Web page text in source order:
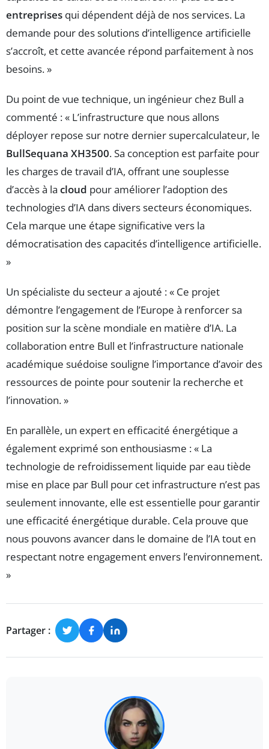
entreprises qui dépendent déjà de nos services. La
demande pour des solutions d’intelligence artificielle
s’accroît, et cette avancée répond parfaitement à nos
besoins. »
Du point de vue technique, un ingénieur chez Bull a
commenté : « L’infrastructure que nous allons
déployer repose sur notre dernier supercalculateur, le
BullSequana XH3500. Sa conception est parfaite pour
les charges de travail d’IA, offrant une souplesse
d’accès à la cloud pour améliorer l’adoption des
technologies d’IA dans divers secteurs économiques.
Cela marque une étape significative vers la
démocratisation des capacités d’intelligence artificielle.
»
Un spécialiste du secteur a ajouté : « Ce projet
démontre l’engagement de l’Europe à renforcer sa
position sur la scène mondiale en matière d’IA. La
collaboration entre Bull et l’infrastructure nationale
académique suédoise souligne l’importance d’avoir des
ressources de pointe pour soutenir la recherche et
l’innovation. »
En parallèle, un expert en efficacité énergétique a
également exprimé son enthousiasme : « La
technologie de refroidissement liquide par eau tiède
mise en place par Bull pour cet infrastructure n’est pas
seulement innovante, elle est essentielle pour garantir
une efficacité énergétique durable. Cela prouve que
nous pouvons avancer dans le domaine de l’IA tout en
respectant notre engagement envers l’environnement.
»
Partager :